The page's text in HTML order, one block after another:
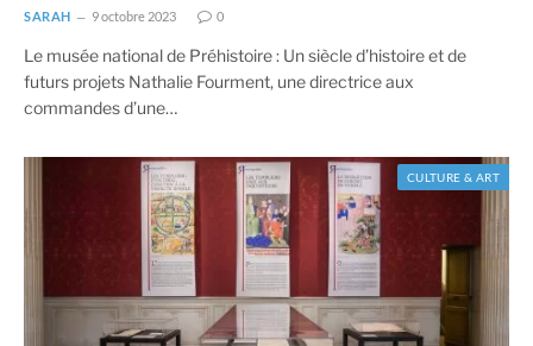
SARAH 9 octobre 2023 0
Le musée national de Préhistoire : Un siècle d’histoire et de
futurs projets Nathalie Fourment, une directrice aux
commandes d’une…
CULTURE & ART